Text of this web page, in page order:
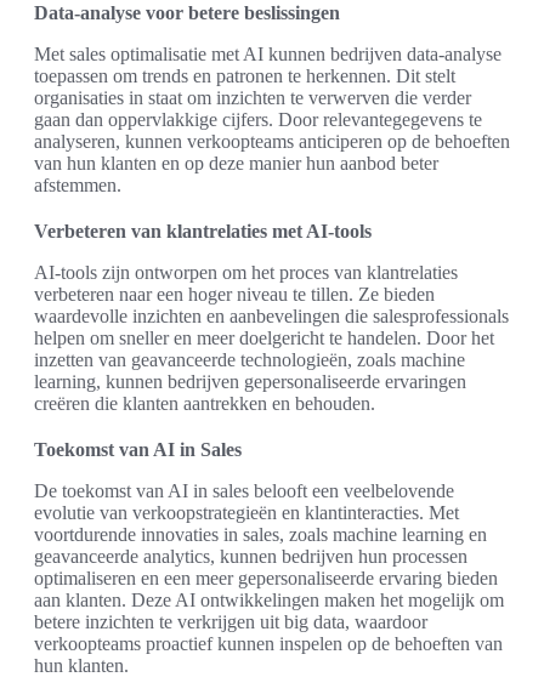
Data-analyse voor betere beslissingen
Met sales optimalisatie met AI kunnen bedrijven data-analyse
toepassen om trends en patronen te herkennen. Dit stelt
organisaties in staat om inzichten te verwerven die verder
gaan dan oppervlakkige cijfers. Door relevantegegevens te
analyseren, kunnen verkoopteams anticiperen op de behoeften
van hun klanten en op deze manier hun aanbod beter
afstemmen.
Verbeteren van klantrelaties met AI-tools
AI-tools zijn ontworpen om het proces van klantrelaties
verbeteren naar een hoger niveau te tillen. Ze bieden
waardevolle inzichten en aanbevelingen die salesprofessionals
helpen om sneller en meer doelgericht te handelen. Door het
inzetten van geavanceerde technologieën, zoals machine
learning, kunnen bedrijven gepersonaliseerde ervaringen
creëren die klanten aantrekken en behouden.
Toekomst van AI in Sales
De toekomst van AI in sales belooft een veelbelovende
evolutie van verkoopstrategieën en klantinteracties. Met
voortdurende innovaties in sales, zoals machine learning en
geavanceerde analytics, kunnen bedrijven hun processen
optimaliseren en een meer gepersonaliseerde ervaring bieden
aan klanten. Deze AI ontwikkelingen maken het mogelijk om
betere inzichten te verkrijgen uit big data, waardoor
verkoopteams proactief kunnen inspelen op de behoeften van
hun klanten.